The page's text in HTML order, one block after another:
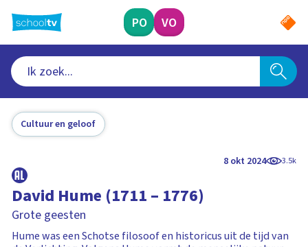
naar
hoofdinhoud
PO VO
Cultuur en geloof
8 okt 2024 3.5k
David Hume (1711 – 1776)
Grote geesten
Hume was een Schotse filosoof en historicus uit de tijd van